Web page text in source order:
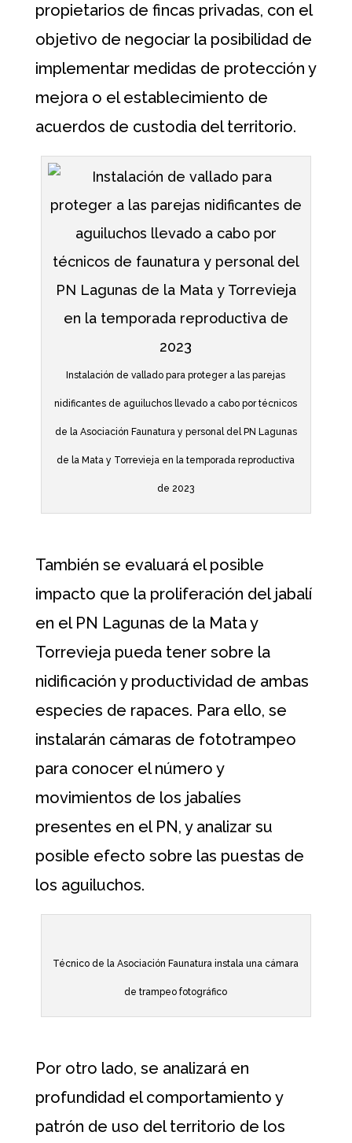
propietarios de fincas privadas, con el
objetivo de negociar la posibilidad de
implementar medidas de protección y
mejora o el establecimiento de
acuerdos de custodia del territorio.
Instalación de vallado para proteger a las parejas
nidificantes de aguiluchos llevado a cabo por técnicos
de la Asociación Faunatura y personal del PN Lagunas
de la Mata y Torrevieja en la temporada reproductiva
de 2023
También se evaluará el posible
impacto que la proliferación del jabalí
en el PN Lagunas de la Mata y
Torrevieja pueda tener sobre la
nidificación y productividad de ambas
especies de rapaces. Para ello, se
instalarán cámaras de fototrampeo
para conocer el número y
movimientos de los jabalíes
presentes en el PN, y analizar su
posible efecto sobre las puestas de
los aguiluchos.
Técnico de la Asociación Faunatura instala una cámara
de trampeo fotográfico
Por otro lado, se analizará en
profundidad el comportamiento y
patrón de uso del territorio de los